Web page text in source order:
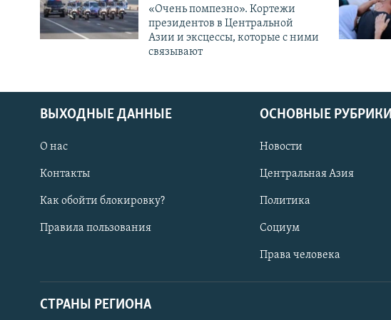
«Очень помпезно». Кортежи
президентов в Центральной
Азии и эксцессы, которые с ними
связывают
ВЫХОДНЫЕ ДАННЫЕ
О нас
Контакты
Как обойти блокировку?
Правила пользования
ОСНОВНЫЕ РУБРИКИ
Новости
Центральная Азия
Политика
Социум
Права человека
СТРАНЫ РЕГИОНА